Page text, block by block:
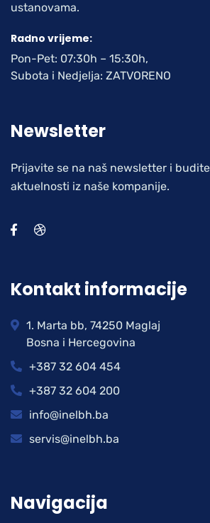
ustanovama.
Radno vrijeme:
Pon-Pet: 07:30h – 15:30h,
Subota i Nedjelja: ZATVORENO
Newsletter
Prijavite se na naš newsletter i
aktuelnosti iz naše kompanije.
Kontakt informacije
1. Marta bb, 74250 Maglaj
Bosna i Hercegovina
+387 32 604 454
+387 32 604 200
info@inelbh.ba
servis@inelbh.ba
Navigacija